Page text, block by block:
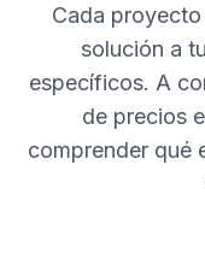
Cada
solución a
específicos. A
de precios
comprender qué